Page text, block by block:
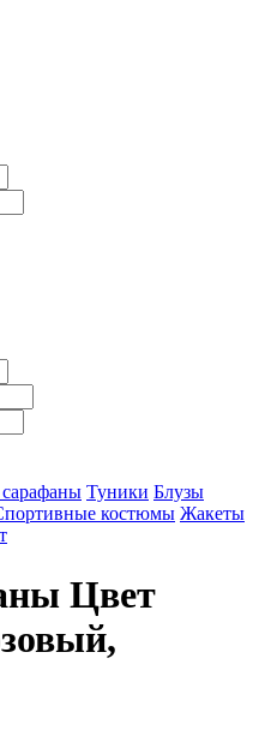
Туники Блузы
костюмы Жакеты
Цвет